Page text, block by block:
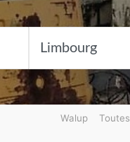
Walup